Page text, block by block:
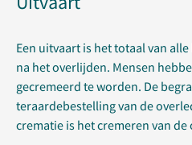
Een uitvaart is het totaal van
na het overlijden. Mensen
gecremeerd te worden. De
teraardebestelling van de
crematie is het cremeren van